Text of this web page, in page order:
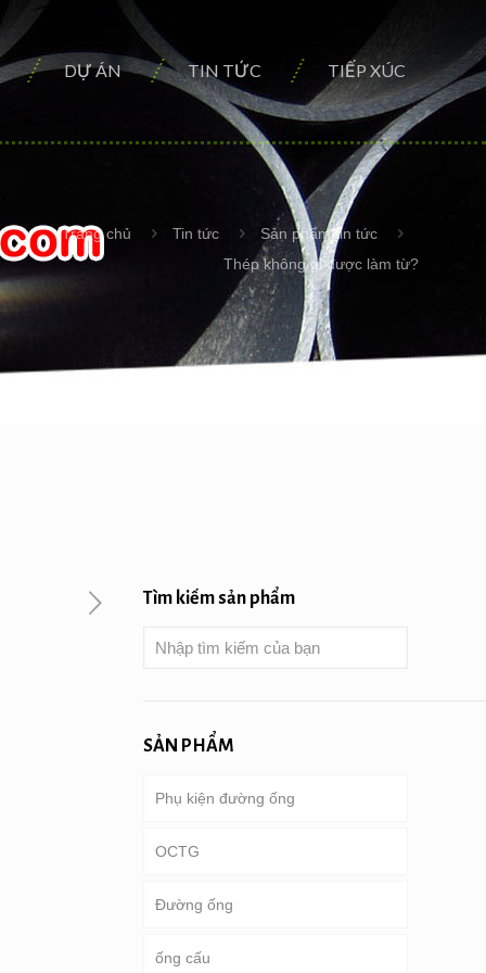
DỰ ÁN TIN TỨC TIẾP XÚC
Trang chủ Tin tức
Sản phẩm tin tức
Thép không gỉ được làm từ?
Tìm kiếm sản phẩm
SẢN PHẨM
Phụ kiện đường ống
OCTG
Ống & vỏ bọc
Ống khoan
Đường ống
đường ống dẫn chung
ống cấu